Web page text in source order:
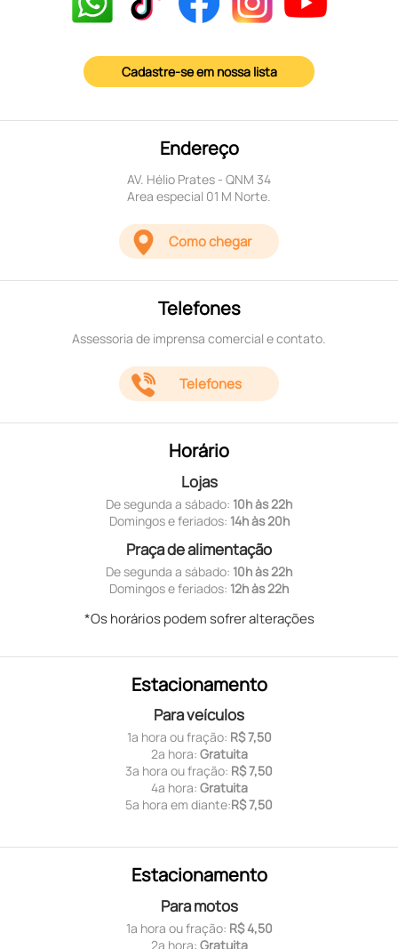
Cadastre-se em nossa lista
Endereço
AV. Hélio Prates - QNM 34
Area especial 01 M Norte.
Como chegar
Telefones
Assessoria de imprensa comercial e contato.
Telefones
Horário
Lojas
De segunda a sábado: 10h às 22h
Domingos e feriados: 14h às 20h
Praça de alimentação
De segunda a sábado: 10h às 22h
Domingos e feriados: 12h às 22h
*Os horários podem sofrer alterações
Estacionamento
Para veículos
1ª hora ou fração: R$ 7,50
2ª hora: Gratuita
3ª hora ou fração: R$ 7,50
4ª hora: Gratuita
5ª hora em diante:R$ 7,50
Estacionamento
Para motos
1ª hora ou fração: R$ 4,50
2ª hora: Gratuita